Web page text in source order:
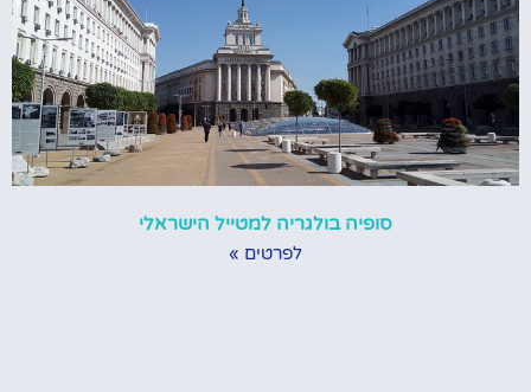
סופיה בולגריה למטייל הישראלי
לפרטים »